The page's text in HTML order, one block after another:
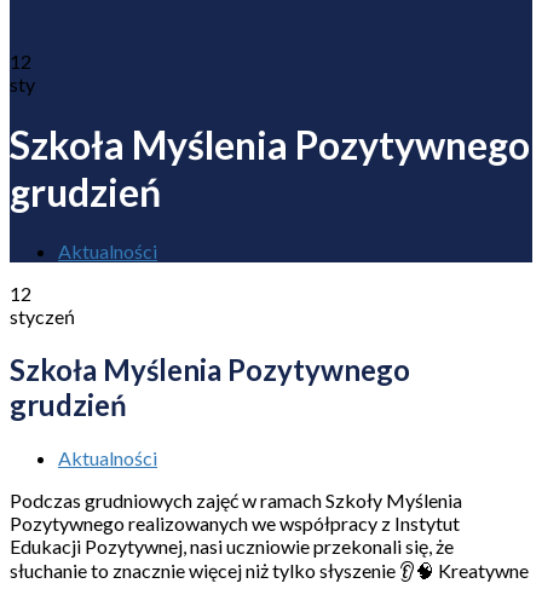
12
sty
Szkoła Myślenia Pozytywnego
grudzień
Aktualności
12
styczeń
Szkoła Myślenia Pozytywnego
grudzień
Aktualności
Podczas grudniowych zajęć w ramach Szkoły Myślenia
Pozytywnego realizowanych we współpracy z Instytut
Edukacji Pozytywnej, nasi uczniowie przekonali się, że
słuchanie to znacznie więcej niż tylko słyszenie 👂🧠 Kreatywne